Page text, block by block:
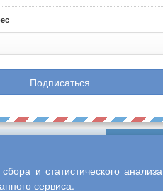
Подписаться
и статистического анализа
сервиса.